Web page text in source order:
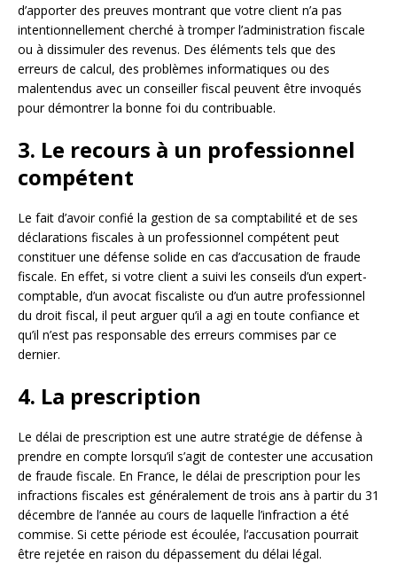
d’apporter des preuves montrant que votre client n’a pas
intentionnellement cherché à tromper l’administration fiscale
ou à dissimuler des revenus. Des éléments tels que des
erreurs de calcul, des problèmes informatiques ou des
malentendus avec un conseiller fiscal peuvent être invoqués
pour démontrer la bonne foi du contribuable.
3. Le recours à un professionnel
compétent
Le fait d’avoir confié la gestion de sa comptabilité et de ses
déclarations fiscales à un professionnel compétent peut
constituer une défense solide en cas d’accusation de fraude
fiscale. En effet, si votre client a suivi les conseils d’un expert-
comptable, d’un avocat fiscaliste ou d’un autre professionnel
du droit fiscal, il peut arguer qu’il a agi en toute confiance et
qu’il n’est pas responsable des erreurs commises par ce
dernier.
4. La prescription
Le délai de prescription est une autre stratégie de défense à
prendre en compte lorsqu’il s’agit de contester une accusation
de fraude fiscale. En France, le délai de prescription pour les
infractions fiscales est généralement de trois ans à partir du 31
décembre de l’année au cours de laquelle l’infraction a été
commise. Si cette période est écoulée, l’accusation pourrait
être rejetée en raison du dépassement du délai légal.